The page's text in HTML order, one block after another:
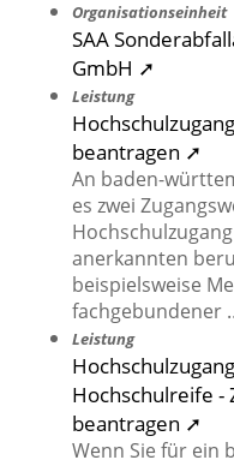
Organisationseinheit
SAA
GmbH ➚
Leistung
beantragen ➚
An baden-
es zwei
anerkannten
beispielsweise
fachgebundener
Leistung
Hochschulreife -
beantragen ➚
Wenn Sie für ein